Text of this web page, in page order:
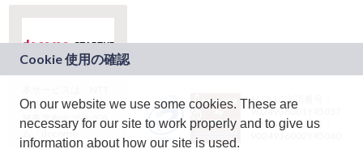
ドコモグループの新
規事業創出プログラ
ム「docomo
JASRAC許諾番号：
9024936001Y45037
JASRAC許諾番号：
On our website we use some cookies. These are
necessary for our site to work properly and to give us
information about how our site is used.